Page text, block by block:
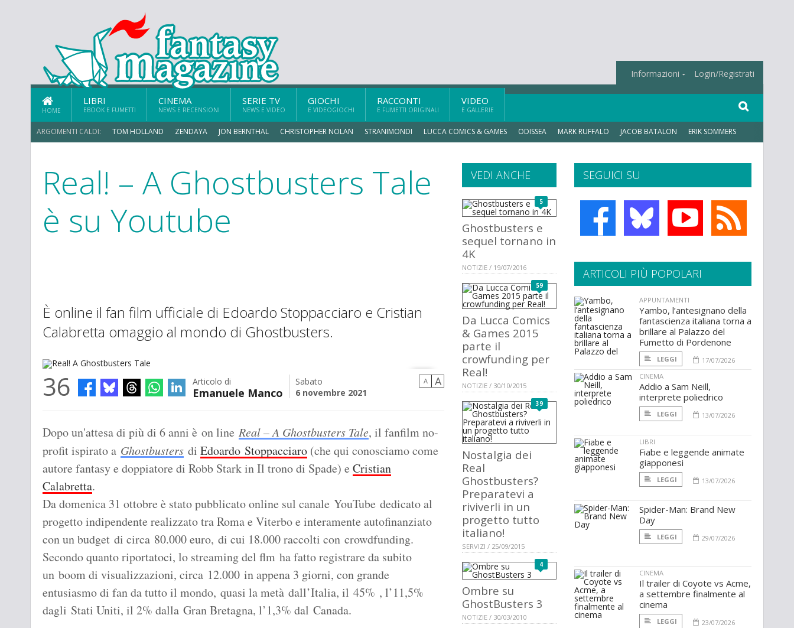
Informazioni Login/Registrati
HOME
LIBRI
EBOOK E FUMETTI
CINEMA
NEWS E RECENSIONI
SERIE TV
NEWS E VIDEO
GIOCHI
E VIDEOGIOCHI
RACCONTI
E FUMETTI ORIGINALI
VIDEO
E GALLERIE
ARGOMENTI CALDI: TOM HOLLAND ZENDAYA JON BERNTHAL CHRISTOPHER NOLAN STRANIMONDI LUCCA COMICS & GAMES ODISSEA MARK RUFFALO JACOB BATALON ERIK SOMMERS
Real! – A Ghostbusters Tale
è su Youtube
È online il fan film ufficiale di Edoardo Stoppacciaro e Cristian
Calabretta omaggio al mondo di Ghostbusters.
36 Articolo di
Emanuele Manco
Sabato
6 novembre 2021
A A
Dopo un'attesa di più di 6 anni è on line Real – A Ghostbusters Tale, il fanfilm no-
profit ispirato a Ghostbusters di Edoardo Stoppacciaro (che qui conosciamo come
autore fantasy e doppiatore di Robb Stark in Il trono di Spade) e Cristian
Calabretta.
Da domenica 31 ottobre è stato pubblicato online sul canale YouTube dedicato al
progetto indipendente realizzato tra Roma e Viterbo e interamente autofinanziato
con un budget di circa 80.000 euro, di cui 18.000 raccolti con crowdfunding.
Secondo quanto riportatoci, lo streaming del flm ha fatto registrare da subito
un boom di visualizzazioni, circa 12.000 in appena 3 giorni, con grande
entusiasmo di fan da tutto il mondo, quasi la metà dall’Italia, il 45% , l’11,5%
dagli Stati Uniti, il 2% dalla Gran Bretagna, l’1,3% dal Canada.
SEGUICI SU
VEDI ANCHE
5
Ghostbusters e
sequel tornano in
4K
NOTIZIE / 19/07/2016
59
Da Lucca Comics
& Games 2015
parte il
crowfunding per
Real!
NOTIZIE / 30/10/2015
39
Nostalgia dei
Real
Ghostbusters?
Preparatevi a
riviverli in un
progetto tutto
italiano!
SERVIZI / 25/09/2015
4
Ombre su
GhostBusters 3
NOTIZIE / 30/03/2010
ARTICOLI PIÙ POPOLARI
APPUNTAMENTI
Yambo, l’antesignano della
fantascienza italiana torna a
brillare al Palazzo del
Fumetto di Pordenone
LEGGI
17/07/2026
CINEMA
Addio a Sam Neill,
interprete poliedrico
LEGGI 13/07/2026
LIBRI
Fiabe e leggende animate
giapponesi
LEGGI 13/07/2026
Spider-Man: Brand New
Day
LEGGI 29/07/2026
CINEMA
Il trailer di Coyote vs Acme,
a settembre finalmente al
cinema
LEGGI 23/07/2026